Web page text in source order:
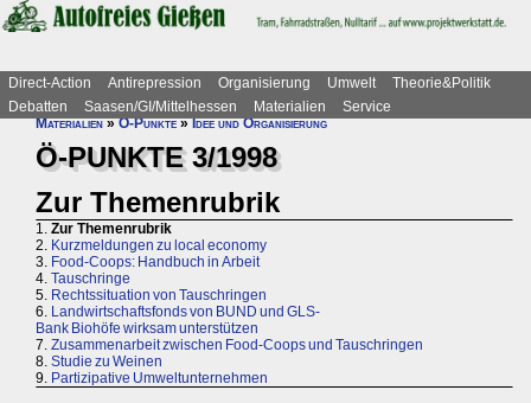
Direct-Action Antirepression Organisierung Umwelt
Theorie&Politik
Debatten
Saasen/GI/Mittelhessen Materialien
Service
Materialien»Ö-Punkte»Idee und Organisierung
Ö-PUNKTE 3/1998
Zur Themenrubrik
1. Zur Themenrubrik
2. Kurzmeldungen zu local economy
3. Food-Coops: Handbuch in Arbeit
4. Tauschringe
5. Rechtssituation von Tauschringen
6. Landwirtschaftsfonds von BUND und GLS-
Bank Biohöfe wirksam unterstützen
7. Zusammenarbeit zwischen Food-Coops und Tauschringen
8. Studie zu Weinen
9. Partizipative Umweltunternehmen